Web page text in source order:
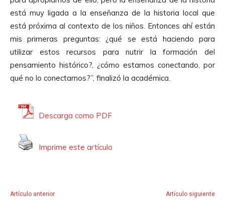
está muy ligada a la enseñanza de la historia local que
está próxima al contexto de los niños. Entonces ahí están
mis primeras preguntas: ¿qué se está haciendo para
utilizar estos recursos para nutrir la formación del
pensamiento histórico?, ¿cómo estamos conectando, por
qué no lo conectamos?”, finalizó la académica.
Descarga como PDF
Imprime este artículo
Artículo anterior Artículo siguiente